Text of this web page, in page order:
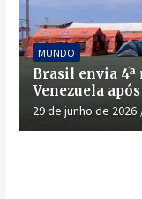
MUNDO
Brasil envia
Venezuela
29 de junho de 2026